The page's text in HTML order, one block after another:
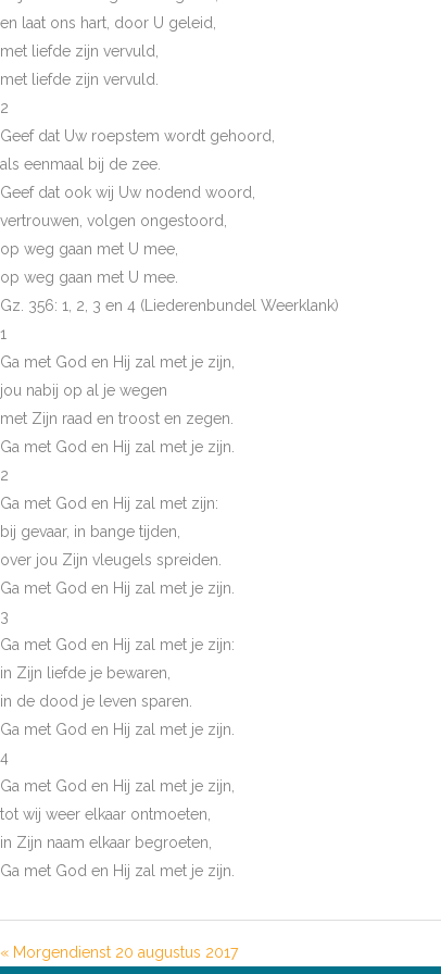
en laat ons hart, door U geleid,
met liefde zijn vervuld,
met liefde zijn vervuld.
2
Geef dat Uw roepstem wordt gehoord,
als eenmaal bij de zee.
Geef dat ook wij Uw nodend woord,
vertrouwen, volgen ongestoord,
op weg gaan met U mee,
op weg gaan met U mee.
Gz. 356: 1, 2, 3 en 4 (Liederenbundel Weerklank)
1
Ga met God en Hij zal met je zijn,
jou nabij op al je wegen
met Zijn raad en troost en zegen.
Ga met God en Hij zal met je zijn.
2
Ga met God en Hij zal met zijn:
bij gevaar, in bange tijden,
over jou Zijn vleugels spreiden.
Ga met God en Hij zal met je zijn.
3
Ga met God en Hij zal met je zijn:
in Zijn liefde je bewaren,
in de dood je leven sparen.
Ga met God en Hij zal met je zijn.
4
Ga met God en Hij zal met je zijn,
tot wij weer elkaar ontmoeten,
in Zijn naam elkaar begroeten,
Ga met God en Hij zal met je zijn.
« Morgendienst 20 augustus 2017